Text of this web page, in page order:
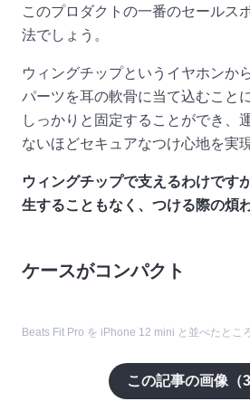
このプロダクトの一番のセールス
法でしょう。
ウィングチップというイヤホンか
パーツを耳の軟骨に当て込むこと
しっかりと固定することができ、
ないほどセキュアなつけ心地を実
ウィングチップで支えるわけです
生することもなく、つける際の煩
ケースがコンパクト
Beats Fit Pro を iPhone 12 mini と並べたとこ
この記事の画像（3